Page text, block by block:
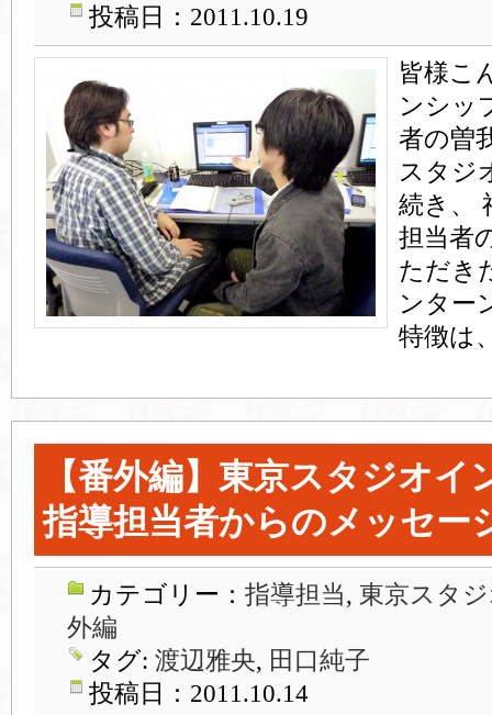
投稿日：2011.10.19
皆様こ
ンシッ
者の曽
スタジ
続き、
担当者
ただき
ンター
特徴は
【番外編】東京スタジオイ
指導担当者からのメッセ
カテゴリー： 指導担当, 東京スタ
外編
タグ: 渡辺雅央, 田口純子
投稿日：2011.10.14